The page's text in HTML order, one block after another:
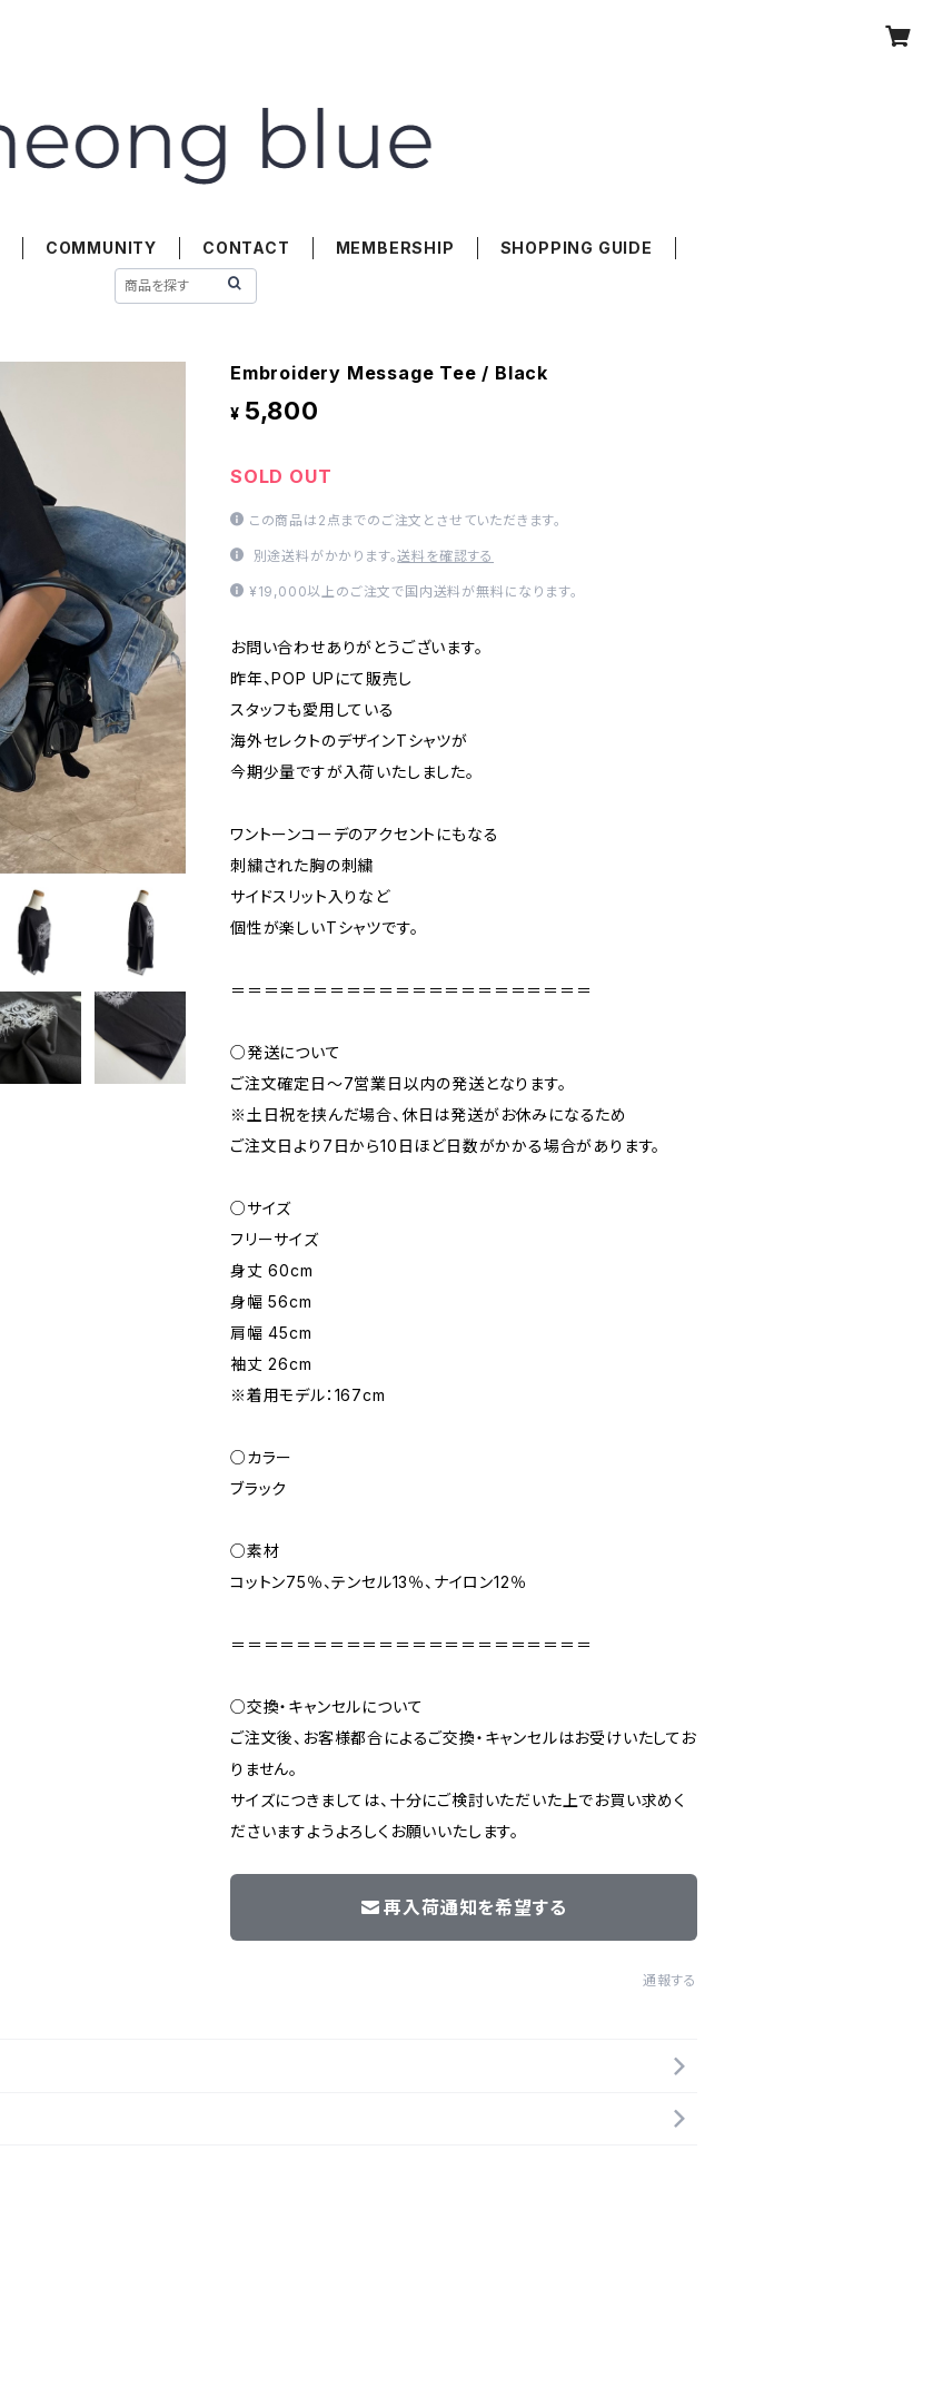
COMMUNITY CONTACT MEMBERSHIP SHOPPING GUIDE
Embroidery Message Tee / Black
¥ 5,800
SOLD OUT
この商品は2点までのご注文とさせていただきます。
別途送料がかかります。送料を確認する
¥19,000以上のご注文で国内送料が無料になります。
お問い合わせありがとうございます。
昨年、POP UPにて販売し
スタッフも愛用している
海外セレクトのデザインTシャツが
今期少量ですが入荷いたしました。
ワントーンコーデのアクセントにもなる
刺繍された胸の刺繍
サイドスリット入りなど
個性が楽しいTシャツです。
＝＝＝＝＝＝＝＝＝＝＝＝＝＝＝＝＝＝＝＝＝＝
○発送について
ご注文確定日〜7営業日以内の発送となります。
※土日祝を挟んだ場合、休日は発送がお休みになるため
ご注文日より7日から10日ほど日数がかかる場合があります。
○サイズ
フリーサイズ
身丈 60cm
身幅 56cm
肩幅 45cm
袖丈 26cm
※着用モデル：167cm
○カラー
ブラック
○素材
コットン75％、テンセル13％、ナイロン12％
＝＝＝＝＝＝＝＝＝＝＝＝＝＝＝＝＝＝＝＝＝＝
○交換・キャンセルについて
ご注文後、お客様都合によるご交換・キャンセルはお受けいたしてお
りません。
サイズにつきましては、十分にご検討いただいた上でお買い求めく
ださいますようよろしくお願いいたします。
再入荷通知を希望する
通報する